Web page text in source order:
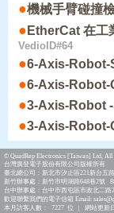
●機械手臂碰撞
● EtherCat 在工
VedioID#64
●6-Axis-Robot-
●6-Axis-Robot-
●3-Axis-Robot
●3-Axis-Robot-
© QuadRep Electronics [Taiwan] Ltd, All
台灣廣登電子股份有限公司版權所有
臺北總公司：新北市汐止區221新台五
新竹辦事處：新竹市明湖路648巷2號
台中辦事處：台中市西屯區市政北二路
歡迎聯繫我們的電子信箱 Email:
本月訪客人數： 7227 位 | 網站更新